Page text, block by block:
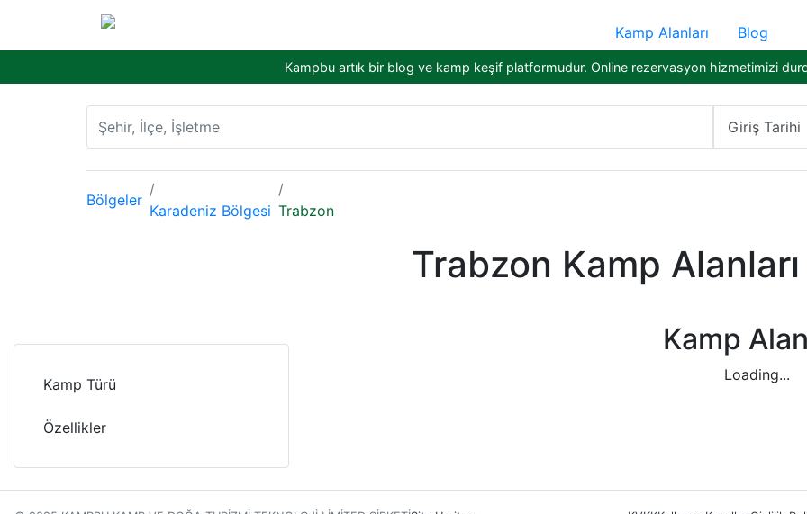
Kamp Alanları Blog
Kampbu artık bir blog ve kamp keşif platformudur. Online rezervasyon hizmetimizi
Giriş Tarihi
Bölgeler
Karadeniz Bölgesi Trabzon
Trabzon Kamp Alanları
Kamp Türü
Özellikler
Kamp
Loading...